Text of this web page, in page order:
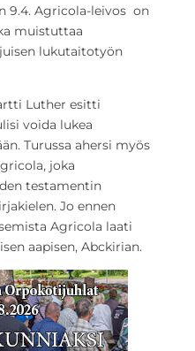
9.4. Agricola-leivos on
muistuttaa
lukutaitotyön
Luther esitti
voida lukea
Turussa ahersi myös
joka
testamentin
Jo ennen
Agricola laati
aapisen, Abckirian.